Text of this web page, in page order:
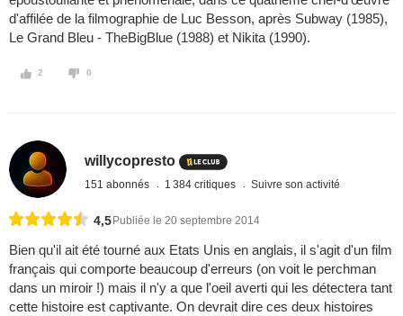
d'affilée de la filmographie de Luc Besson, après Subway (1985),
Le Grand Bleu - TheBigBlue (1988) et Nikita (1990).
2 0
willycopresto
151 abonnés 1 384 critiques Suivre son activité
4,5 Publiée le 20 septembre 2014
Bien qu'il ait été tourné aux Etats Unis en anglais, il s'agit d'un film
français qui comporte beaucoup d'erreurs (on voit le perchman
dans un miroir !) mais il n'y a que l'oeil averti qui les détectera tant
cette histoire est captivante. On devrait dire ces deux histoires